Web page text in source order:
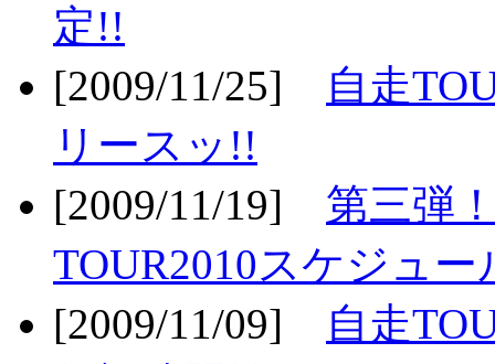
定!!
[2009/11/25]
自走
リースッ!!
[2009/11/19] 第三弾
TOUR2010スケジュー
[2009/11/09]
自走